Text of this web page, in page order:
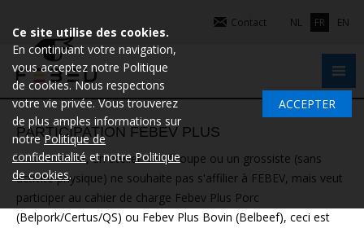
Contact NL FR EN
PARTICIPATION FEBEV PLUS
Si un abattoir, un atelier de découpe ou un grossiste (sans
activité physique) ne souhaite pas s'affilier à FEBEV, mais veut
participer au cahier de charge Febev Plus Porc
(Belpork/Certus/QS) ou Febev Plus Bovin (Belbeef), ceci est
Ce site utilise des cookies.
En continuant votre navigation,
vous acceptez notre Politique
de cookies. Nous respectons
votre vie privée. Vous trouverez
de plus amples informations sur
notrePolitique de
confidentialité et notrePolitique
de cookies.
ACCEPTER